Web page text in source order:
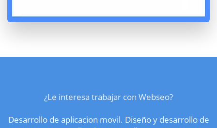
¿Le interesa trabajar con Webseo?
Desarrollo de aplicacion movil. Diseño y desarrollo de